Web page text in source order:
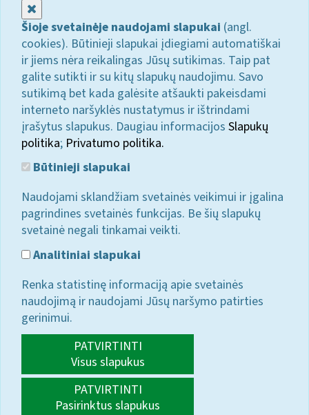
Šioje svetainėje naudojami slapukai (angl.
cookies). Būtinieji slapukai įdiegiami automatiškai
ir jiems nėra reikalingas Jūsų sutikimas. Taip pat
galite sutikti ir su kitų slapukų naudojimu. Savo
sutikimą bet kada galėsite atšaukti pakeisdami
interneto naršyklės nustatymus ir ištrindami
įrašytus slapukus. Daugiau informacijos Slapukų
politika; Privatumo politika.
Būtinieji slapukai
Naudojami sklandžiam svetainės veikimui ir įgalina
pagrindines svetainės funkcijas. Be šių slapukų
svetainė negali tinkamai veikti.
Analitiniai slapukai
Renka statistinę informaciją apie svetainės
naudojimą ir naudojami Jūsų naršymo patirties
gerinimui.
PATVIRTINTI
Visus slapukus
PATVIRTINTI
Pasirinktus slapukus